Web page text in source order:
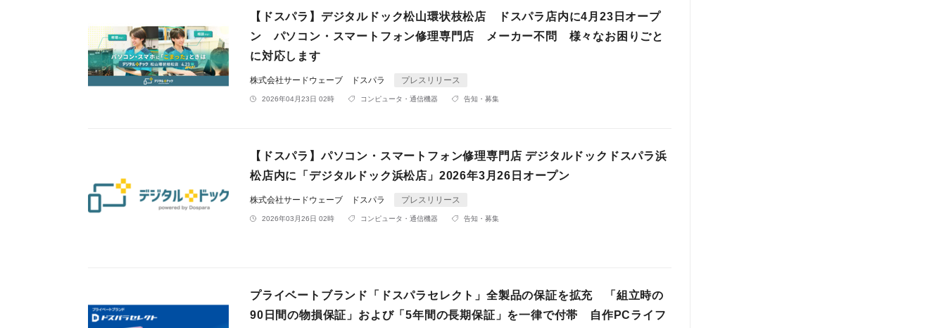
【ドスパラ】デジタルドック松山環状枝松店 ドスパラ店内に4月23日オープ
ン パソコン・スマートフォン修理専門店 メーカー不問 様々なお困りごと
に対応します
株式会社サードウェーブ ドスパラ プレスリリース
2026年04月23日 02時 コンピュータ・通信機器 告知・募集
【ドスパラ】パソコン・スマートフォン修理専門店 デジタルドックドスパラ浜
松店内に「デジタルドック浜松店」2026年3月26日オープン
株式会社サードウェーブ ドスパラ プレスリリース
2026年03月26日 02時 コンピュータ・通信機器 告知・募集
プライベートブランド「ドスパラセレクト」全製品の保証を拡充 「組立時の
90日間の物損保証」および「5年間の長期保証」を一律で付帯 自作PCライフ